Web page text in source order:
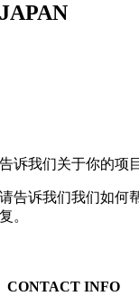
JAPAN
告诉我们关于你的项
请告诉我们我们如何
复。
CONTACT INFO